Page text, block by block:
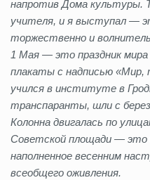
напротив Дома культуры.
учителя, и я выступал —
торжественно и
1 Мая — это праздник
плакаты с надписью «Мир,
учился в институте в
транспаранты, шли с
Колонна двигалась по
Советской площади — это
наполненное весенним
всеобщего оживления.